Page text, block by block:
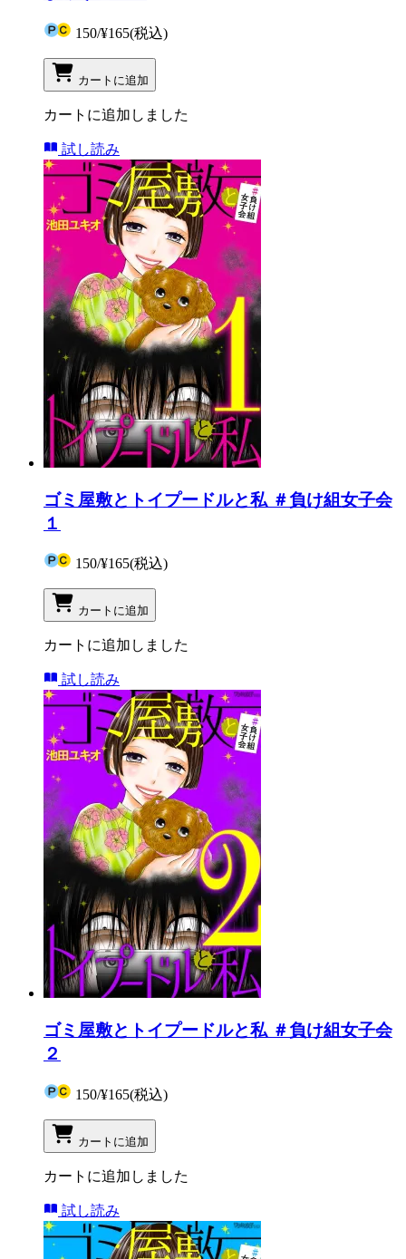
150/¥165(税込)
カートに追加
カートに追加しました
試し読み
ゴミ屋敷とトイプードルと私 ＃負け組女子会
１
150/¥165(税込)
カートに追加
カートに追加しました
試し読み
ゴミ屋敷とトイプードルと私 ＃負け組女子会
２
150/¥165(税込)
カートに追加
カートに追加しました
試し読み